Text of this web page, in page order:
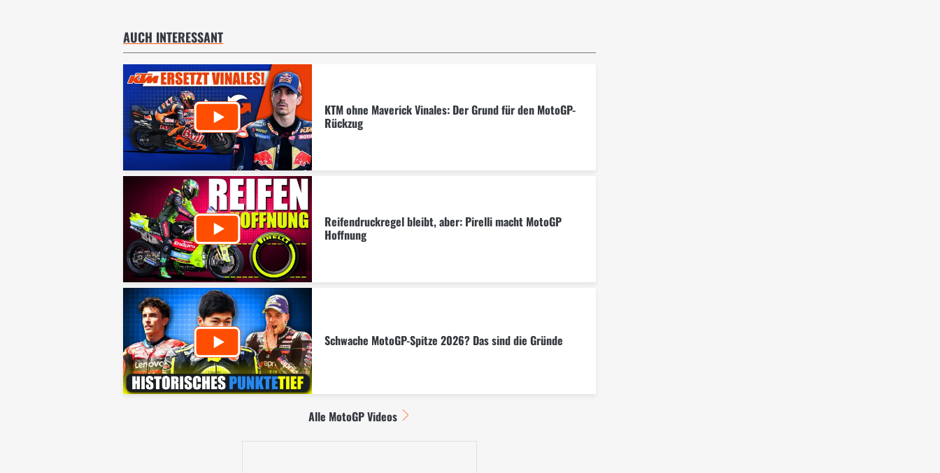
AUCH INTERESSANT
KTM ohne Maverick Vinales: Der Grund für den MotoGP-
Rückzug
Reifendruckregel bleibt, aber: Pirelli macht MotoGP
Hoffnung
Schwache MotoGP-Spitze 2026? Das sind die Gründe
Alle MotoGP Videos